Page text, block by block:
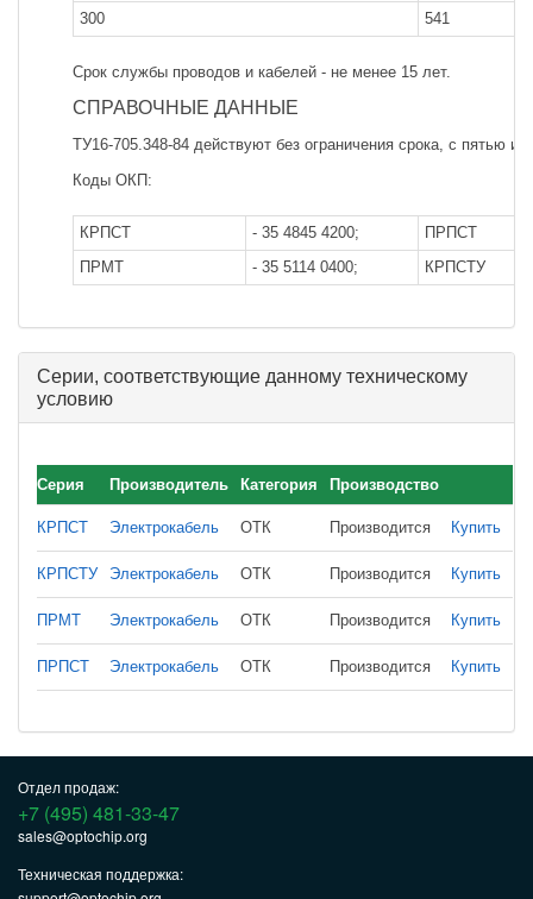
300
541
Срок службы проводов и кабелей - не менее 15 лет.
СПРАВОЧНЫЕ ДАННЫЕ
ТУ16-705.348-84 действуют без ограничения срока, с пятью
Коды ОКП:
КРПСТ - 35 4845 4200;
ПРПСТ
ПРМТ
- 35 5114 0400; КРПСТУ
Серии, соответствующие данному техническому
условию
Серия Производитель Категория Производство
КРПСТ Электрокабель ОТК Производится Купить
КРПСТУ Электрокабель ОТК Производится Купить
ПРМТ Электрокабель ОТК Производится Купить
ПРПСТ Электрокабель ОТК Производится Купить
Отдел продаж:
+7 (495) 481-33-47
sales@optochip.org
Техническая поддержка: